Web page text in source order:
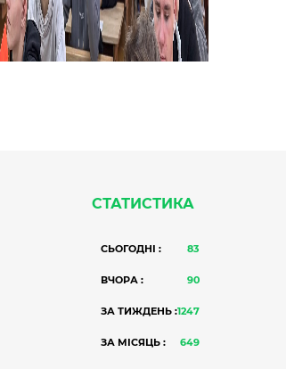
СТАТИСТИКА
СЬОГОДНІ : 83
ВЧОРА : 90
ЗА ТИЖДЕНЬ :1247
ЗА МІСЯЦЬ : 649